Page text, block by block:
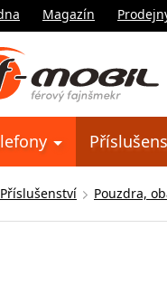
Magazín
Příslušenství Pouzdra,